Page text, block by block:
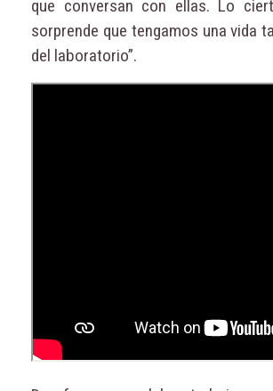
que conversan con ellas. Lo
sorprende que tengamos una vida
del laboratorio”.